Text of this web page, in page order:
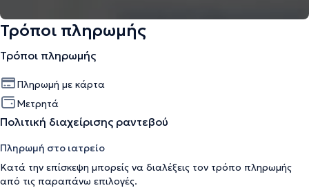
Τρόποι πληρωμής
Τρόποι πληρωμής
Πληρωμή με κάρτα
Μετρητά
Πολιτική διαχείρισης ραντεβού
Πληρωμή στο ιατρείο
Κατά την επίσκεψη μπορείς να διαλέξεις τον τρόπο πληρωμής
από τις παραπάνω επιλογές.